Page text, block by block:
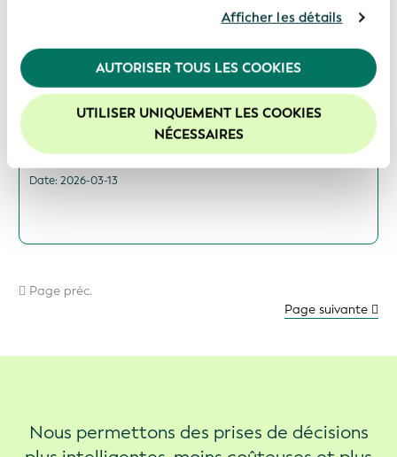
utilisation de leurs services. En poursuivant
l'utilisation de notre site Web, vous consentez à
l'utilisation de nos cookies. Pour de plus amples
informations, veuillez consulter notrePolitique de
confidentialité
Nous vous recommandons d'activer les cookies afin
d'améliorer votre expérience sur notre site Web.
Afficher les détails
AUTORISER TOUS LES COOKIES
UTILISER UNIQUEMENT LES COOKIES
NÉCESSAIRES
Télécharger les rapports de services
Date: 2026-03-13
Page préc.
Page suivante
Nous permettons des prises de décisions